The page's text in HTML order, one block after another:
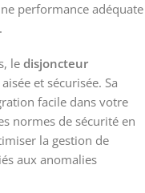
performance adéquate
le disjoncteur
et sécurisée. Sa
facile dans votre
normes de sécurité en
la gestion de
aux anomalies